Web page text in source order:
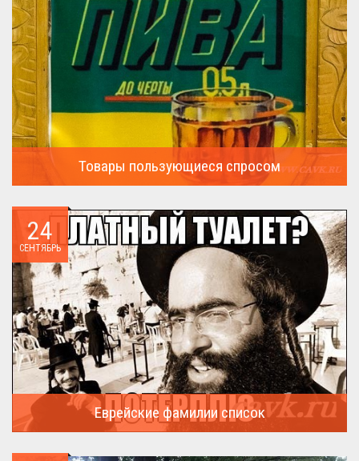
Товары пользующиеся спросом
24
СЕНТЯБРЬ
Еврейские фамилии список